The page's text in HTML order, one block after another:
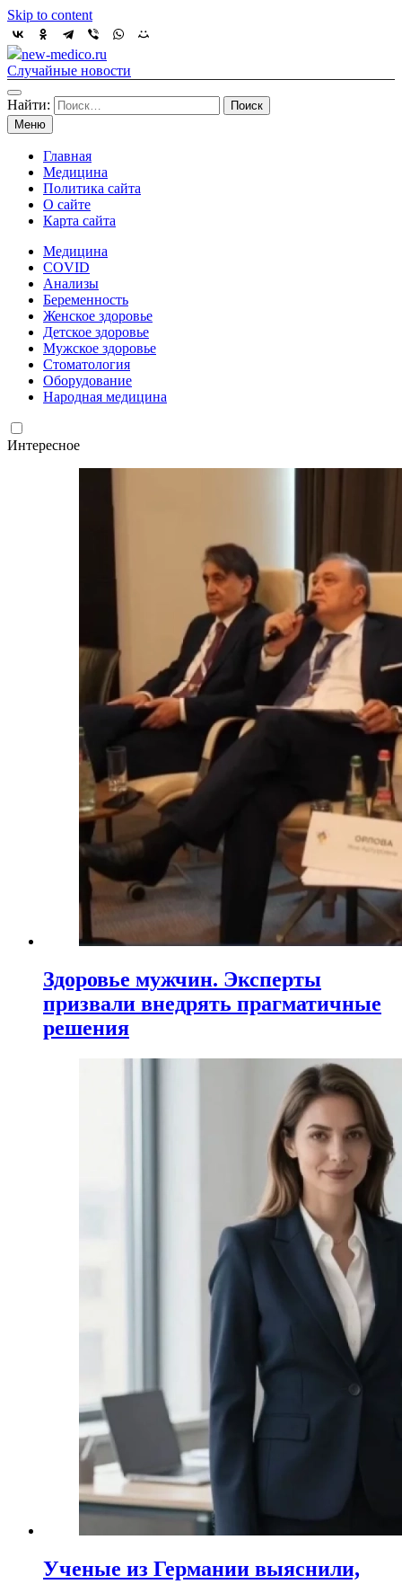
Skip to content
new-medico.ru
Случайные новости
Найти:
Меню
Главная
Медицина
Политика сайта
О сайте
Карта сайта
Медицина
COVID
Анализы
Беременность
Женское здоровье
Детское здоровье
Мужское здоровье
Стоматология
Оборудование
Народная медицина
Интересное
Здоровье мужчин. Эксперты
призвали внедрять прагматичные
решения
Ученые из Германии выяснили,